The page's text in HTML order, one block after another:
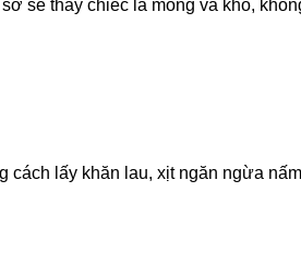
sẽ thấy chiếc lá mỏng và khô,
lấy khăn lau, xịt ngăn ngừa